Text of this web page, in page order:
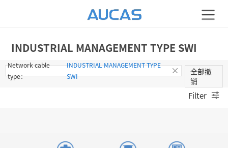
INDUSTRIAL MANAGEMENT TYPE SWI
Network cable
type：
INDUSTRIAL MANAGEMENT TYPE
SWI
全部撤
销
Filter